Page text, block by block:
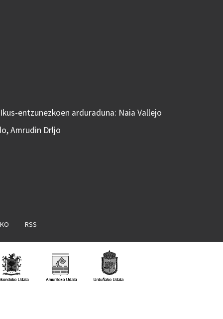
entzunezkoen arduraduna: Naia Vallejo
Amrudin Drljo
RSS